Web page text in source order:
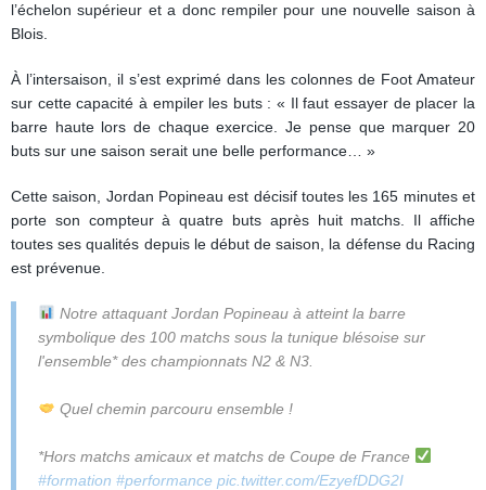
l’échelon supérieur et a donc rempiler pour une nouvelle saison à
Blois.
À l’intersaison, il s’est exprimé dans les colonnes de Foot Amateur
sur cette capacité à empiler les buts : « Il faut essayer de placer la
barre haute lors de chaque exercice. Je pense que marquer 20
buts sur une saison serait une belle performance… »
Cette saison, Jordan Popineau est décisif toutes les 165 minutes et
porte son compteur à quatre buts après huit matchs. Il affiche
toutes ses qualités depuis le début de saison, la défense du Racing
est prévenue.
Notre attaquant Jordan Popineau à atteint la barre
symbolique des 100 matchs sous la tunique blésoise sur
l'ensemble* des championnats N2 & N3.
Quel chemin parcouru ensemble !
*Hors matchs amicaux et matchs de Coupe de France
#formation #performance pic.twitter.com/EzyefDDG2I